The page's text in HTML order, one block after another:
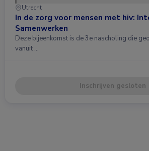
Utrecht
In de zorg voor mensen met hiv:
Samenwerken
Deze bijeenkomst is de 3e nascholing die
vanuit …
Inschrijven gesloten